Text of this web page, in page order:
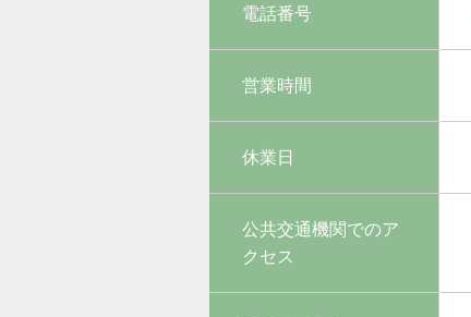
電話番号
営業時間
休業日
公共交通機関でのア
クセス